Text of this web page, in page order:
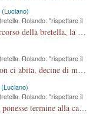
Rolando: "rispettare il
Caro fratuck, conosco molto bene la zona, il percorso della bretella, la situazione dei cittadini, abito in Viale Trento. A partire dal 2003 ho partecipato al Comitato di Maddalene pro bretella, e a riunioni propositive per apportare modifiche al progetto. Numerose mie foto del territorio sono arrivate a Roma, altri miei interventi (non graditi dalla Sx) sono stati pubblicati dal GdV, assieme ad altri come Ciro Asproso, ora favorevole alla bretella. Ho partecipato alla raccolta firme per la chiusura della strada x 5 giorni eseguita dal Sindaco Hullwech per sforamento 180 Micro/g. Pertanto come impegno per la tematica sono apposto con la coscienza. Ora il Progetto è partito, fine! Voglio dire che la nuova Giunta "comunale" non c'entra più. L'opera sarà "malauguratamente" eseguita, ma non con il mio placet. Il Consigliere Comunale dovrebbe capire che la campagna elettorale è finita, con buona pace di tutti. Quello che invece dovrebbe interessare è la proprietà della strada, dall'uscita autostradale Ovest, sino alla Rotatoria dell'Albara, vi sono tre possessori: Autostrade SpA; La Provincia, il Comune. Come la mettiamo per il futuro ? I costi, da 50 sono saliti a 100 milioni di € come dire 20 milioni a KM (!) da non credere. Comunque si farà. Ma nessuno canti Vittoria, anzi meglio non farne un ulteriore fatto "partitico" per questioni elettorali o di seggio. Se mi manda la sua mail, sono disponibile ad inviare i documenti e le foto sopra descritte. Con ossequi, Luciano Parolin
Rolando: "rispettare il
Non sarà utile a lei dott. Parolin che di sicuro non ci abita, decine di migliaia di TIR, automobili e padroncini che passano quotidianamente per una strada appena rotabile, non è più possibile stendere i panni, attraversare la strada senza rischiare la morte, le case stanno crepando, i tempi sono cambiati e la bretella non passerà assolutamente per maddalene (ma cosa sta a dire?!), dia invece responsabilità a chi ha costruito tagliando la strada che doveva invece terminare a isola vicentina e non al moracchino lasciando Motta di Costabissara ancora in panne di traffico. I tempi sono cambiati dottore e se l'anagrafe della vita stagna nell'essere umano impressioni conservatrici, la società non le considera perchè va avanti, si industrializza e ha bisogno di infrastrutture e di sviluppo. Ultima considerazione, se è geloso di Rolando perchè vede in lui solo campagne politiche mentre si difendono i SOLI diritti dei cittadini, la preghiamo faccia considerazioni più appropriate. Saluti e complimenti per i suoi scritti.
Rolando: "rispettare il
Sarebbe ora che il consigliere comunale Pidino, ponesse termine alla campagna elettorale nel territorio del suo seggio Villaggio del Sole. La tiraca è iniziata, distruggerà 6 km di prateria ovest della città, ricca di fonti e sorgenti d'acqua. I cittadini di Maddalene non avranno più Pace la notte. Molta colpa per la costruzione di questa Strada è proprio del signor Rolando,dei suoi gazebo mobili e che vuol far passare questa opera VANDALICA come progetto "utile" a chi ? Non è cosa seria sig. Rolando!